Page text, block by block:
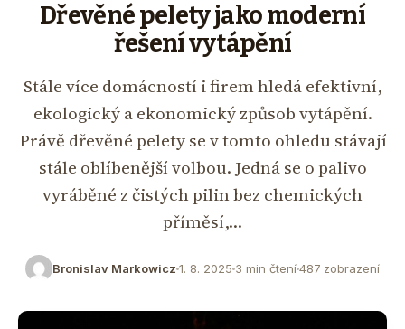
Dřevěné pelety jako moderní
řešení vytápění
Stále více domácností i firem hledá efektivní,
ekologický a ekonomický způsob vytápění.
Právě dřevěné pelety se v tomto ohledu stávají
stále oblíbenější volbou. Jedná se o palivo
vyráběné z čistých pilin bez chemických
příměsí,…
Bronislav Markowicz 1. 8. 2025 3 min čtení487 zobrazení